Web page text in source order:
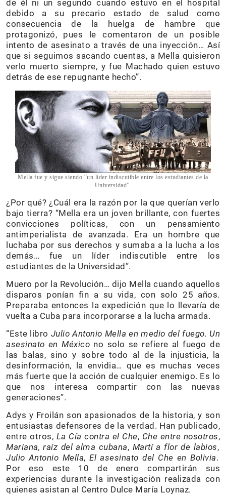
de él ni un segundo cuando estuvo en el hospital
debido a su precario estado de salud como
consecuencia de la huelga de hambre que
protagonizó, pues le comentaron de un posible
intento de asesinato a través de una inyección… Así
que si seguimos sacando cuentas, a Mella quisieron
verlo muerto siempre, y fue Machado quien estuvo
detrás de ese repugnante hecho”.
Mella fue y sigue siendo “un líder indiscutible entre los estudiantes de la
Universidad”.
¿Por qué? ¿Cuál era la razón por la que querían verlo
bajo tierra? “Mella era un joven brillante, con fuertes
convicciones políticas, con un pensamiento
antimperialista de avanzada. Era un hombre que
luchaba por sus derechos y sumaba a la lucha a los
demás… fue un líder indiscutible entre los
estudiantes de la Universidad”.
Muero por la Revolución… dijo Mella cuando aquellos
disparos ponían fin a su vida, con solo 25 años.
Preparaba entonces la expedición que lo llevaría de
vuelta a Cuba para incorporarse a la lucha armada.
“Este libro Julio Antonio Mella en medio del fuego. Un
asesinato en México no solo se refiere al fuego de
las balas, sino y sobre todo al de la injusticia, la
desinformación, la envidia… que es muchas veces
más fuerte que la acción de cualquier enemigo. Es lo
que nos interesa compartir con las nuevas
generaciones”.
Adys y Froilán son apasionados de la historia, y son
entusiastas defensores de la verdad. Han publicado,
entre otros, La Cía contra el Che, Che entre nosotros,
Mariana, raíz del alma cubana, Martí a flor de labios,
Julio Antonio Mella, El asesinato del Che en Bolivia.
Por eso este 10 de enero compartirán sus
experiencias durante la investigación realizada con
quienes asistan al Centro Dulce María Loynaz.